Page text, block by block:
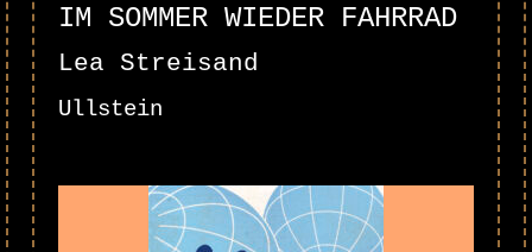
IM SOMMER WIEDER FAHRRAD
Lea Streisand
Ullstein